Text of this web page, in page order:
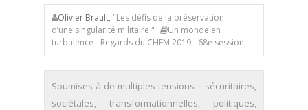
Olivier Brault, "Les défis de la préservation
d’une singularité militaire "
Un monde en
turbulence - Regards du CHEM 2019 - 68e session
Soumises à de multiples tensions – sécuritaires,
sociétales, transformationnelles, politiques,